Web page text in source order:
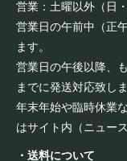
営業：土曜以外（日
営業日の午前中（正
ます。
営業日の午後以降、
までに発送対応致しま
年末年始や臨時休業
はサイト内（ニュー
・送料について